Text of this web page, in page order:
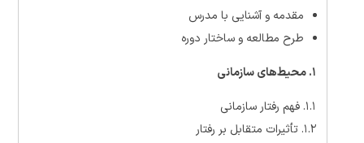
مقدمه و آشنایی با مدرس
طرح مطالعه و ساختار دوره
۱. محیط‌های سازمانی
۱.۱. فهم رفتار سازمانی
۱.۲. تأثیرات متقابل بر رفتار